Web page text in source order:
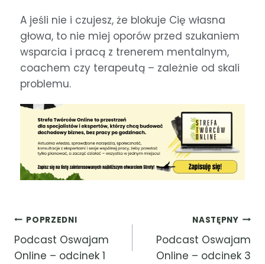
A jeśli nie i czujesz, że blokuje Cię własna
głowa, to nie miej oporów przed szukaniem
wsparcia i pracą z trenerem mentalnym,
coachem czy terapeutą – zależnie od skali
problemu.
POPRZEDNI
Podcast Oswajam
Online – odcinek 1
NASTĘPNY
Podcast Oswajam
Online – odcinek 3